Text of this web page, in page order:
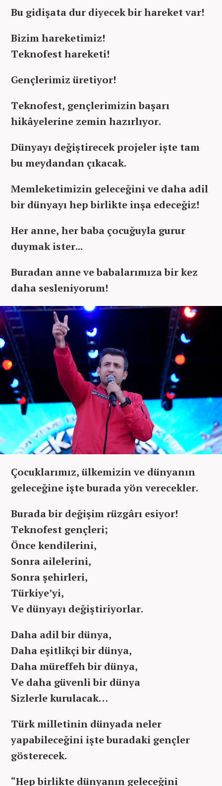
Bu gidişata dur diyecek bir hareket var!
Bizim hareketimiz!
Teknofest hareketi!
Gençlerimiz üretiyor!
Teknofest, gençlerimizin başarı
hikâyelerine zemin hazırlıyor.
Dünyayı değiştirecek projeler işte tam
bu meydandan çıkacak.
Memleketimizin geleceğini ve daha adil
bir dünyayı hep birlikte inşa edeceğiz!
Her anne, her baba çocuğuyla gurur
duymak ister...
Buradan anne ve babalarımıza bir kez
daha sesleniyorum!
Çocuklarımız, ülkemizin ve dünyanın
geleceğine işte burada yön verecekler.
Burada bir değişim rüzgârı esiyor!
Teknofest gençleri;
Önce kendilerini,
Sonra ailelerini,
Sonra şehirleri,
Türkiye’yi,
Ve dünyayı değiştiriyorlar.
Daha adil bir dünya,
Daha eşitlikçi bir dünya,
Daha müreffeh bir dünya,
Ve daha güvenli bir dünya
Sizlerle kurulacak…
Türk milletinin dünyada neler
yapabileceğini işte buradaki gençler
gösterecek.
“Hep birlikte dünyanın geleceğini